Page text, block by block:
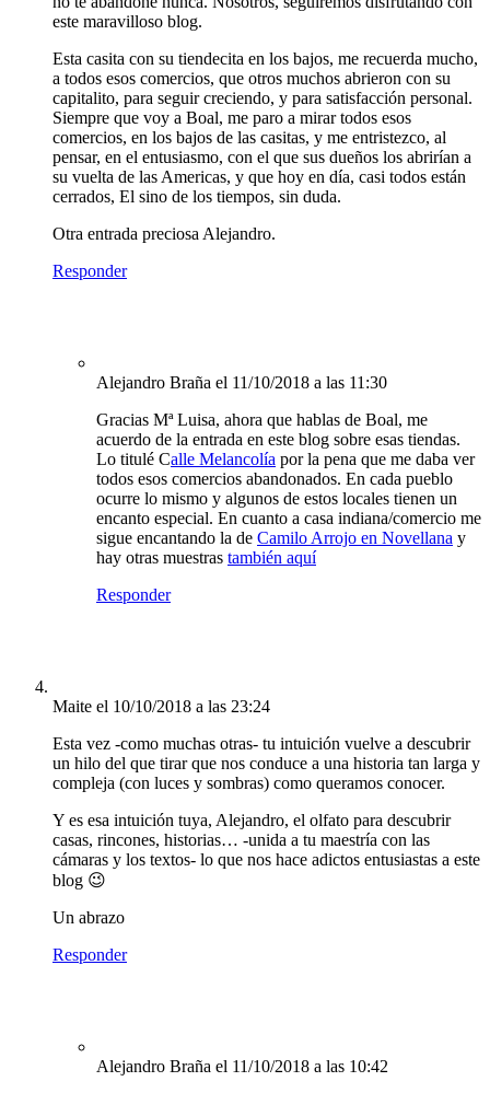
este maravilloso blog.
Esta casita con su tiendecita en los bajos, me recuerda mucho,
a todos esos comercios, que otros muchos abrieron con su
capitalito, para seguir creciendo, y para satisfacción personal.
Siempre que voy a Boal, me paro a mirar todos esos
comercios, en los bajos de las casitas, y me entristezco, al
pensar, en el entusiasmo, con el que sus dueños los abrirían a
su vuelta de las Americas, y que hoy en día, casi todos están
cerrados, El sino de los tiempos, sin duda.
Otra entrada preciosa Alejandro.
Responder
Alejandro Braña el 11/10/2018 a las 11:30
Gracias Mª Luisa, ahora que hablas de Boal, me
acuerdo de la entrada en este blog sobre esas tiendas.
Lo titulé Calle Melancolía por la pena que me daba ver
todos esos comercios abandonados. En cada pueblo
ocurre lo mismo y algunos de estos locales tienen un
encanto especial. En cuanto a casa indiana/comercio me
sigue encantando la de Camilo Arrojo en Novellana y
hay otras muestras también aquí
Responder
Maite el 10/10/2018 a las 23:24
Esta vez -como muchas otras- tu intuición vuelve a descubrir
un hilo del que tirar que nos conduce a una historia tan larga y
compleja (con luces y sombras) como queramos conocer.
Y es esa intuición tuya, Alejandro, el olfato para descubrir
casas, rincones, historias… -unida a tu maestría con las
cámaras y los textos- lo que nos hace adictos entusiastas a este
blog 😉
Un abrazo
Responder
Alejandro Braña el 11/10/2018 a las 10:42